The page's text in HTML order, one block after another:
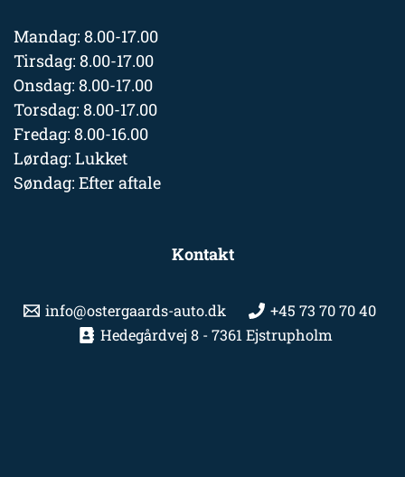
Mandag: 8.00-17.00
Tirsdag: 8.00-17.00
Onsdag: 8.00-17.00
Torsdag: 8.00-17.00
Fredag: 8.00-16.00
Lørdag: Lukket
Søndag: Efter aftale
Kontakt
info@ostergaards-auto.dk
+45 73 70 70 40
Hedegårdvej 8 - 7361 Ejstrupholm